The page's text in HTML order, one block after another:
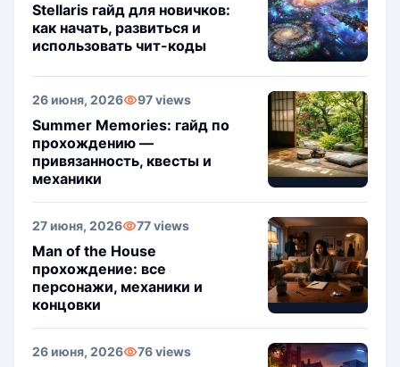
Stellaris гайд для новичков:
как начать, развиться и
использовать чит-коды
26 июня, 2026 97 views
Summer Memories: гайд по
прохождению —
привязанность, квесты и
механики
27 июня, 2026 77 views
Man of the House
прохождение: все
персонажи, механики и
концовки
26 июня, 2026 76 views